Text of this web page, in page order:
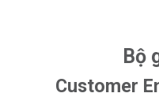
Bộ
Customer